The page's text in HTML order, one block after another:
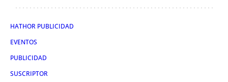
HATHOR PUBLICIDAD
EVENTOS
PUBLICIDAD
SUSCRIPTOR